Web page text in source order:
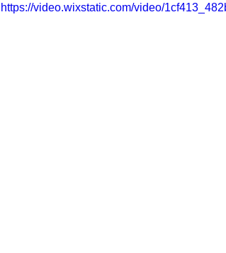
https://video.wixstatic.com/video/